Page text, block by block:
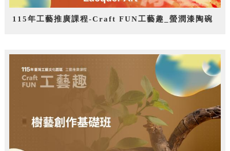
115年工藝推廣課程-Craft FUN工藝趣_螢潤漆陶碗